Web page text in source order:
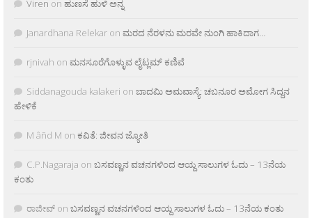
Viren on ಹುಣಸೆ ಹುಳಿ ಅನ್ನ
Janardhana Relekar on ಮರದ ನೆರಳನು ಮರವೇ ನುಂಗಿ ಹಾಕಿದಾಗ…
rjnivah on ಮನಸೂರೆಗೊಳ್ಳುವ ಲೈಟ್ಲಮ್ ಕಣಿವೆ
Siddanagouda kalakeri on ಬಾದಮಿ ಅಮವಾಸ್ಯೆ: ಚಬನೂರ ಅಮೋಗ ಸಿದ್ದನ
ಹೇಳಿಕೆ
M âñd M on ಕವಿತೆ: ಜೀವನ ಜ್ಯೋತಿ
C.P.Nagaraja on ಬಸವಣ್ಣನ ವಚನಗಳಿಂದ ಆಯ್ದ ಸಾಲುಗಳ ಓದು – 13ನೆಯ
ಕಂತು
ರಾಜೀವ್ on ಬಸವಣ್ಣನ ವಚನಗಳಿಂದ ಆಯ್ದ ಸಾಲುಗಳ ಓದು – 13ನೆಯ ಕಂತು